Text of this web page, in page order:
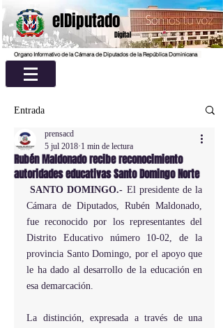
elDiputado
Digital
Organo Informativo de la Cámara de Diputados de la República Dominicana
Entrada
Rubén Maldonado recibe reconocimiento
autoridades educativas Santo Domingo Norte
prensacd
5 jul 2018 1 min de lectura
SANTO DOMINGO.- El presidente de la
Cámara de Diputados, Rubén Maldonado,
fue reconocido por los representantes del
Distrito Educativo número 10-02, de la
provincia Santo Domingo, por el apoyo que
le ha dado al desarrollo de la educación en
esa demarcación.
La distinción, expresada a través de una